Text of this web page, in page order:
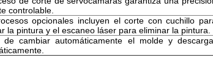
controlable.
opcionales incluyen el corte con cuchillo
la pintura y el escaneo láser para eliminar la pintura.
de cambiar automáticamente el molde y